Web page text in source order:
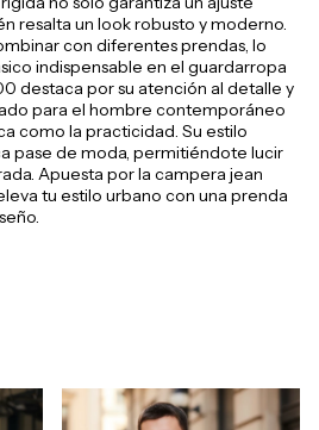
resalta un look robusto y moderno.
con diferentes prendas, lo
indispensable en el guardarropa
destaca por su atención al detalle y
para el hombre contemporáneo
como la practicidad. Su estilo
pase de moda, permitiéndote lucir
Apuesta por la campera jean
tu estilo urbano con una prenda